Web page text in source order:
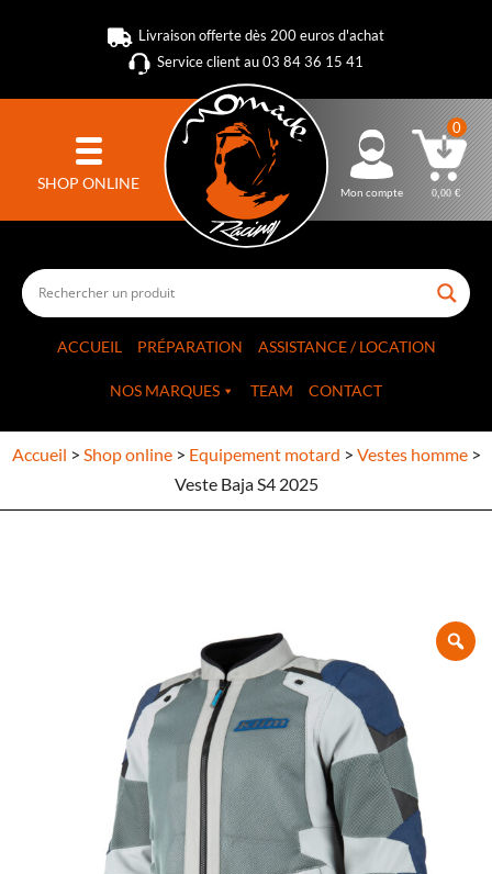
Livraison offerte dès 200 euros d'achat
Service client au 03 84 36 15 41
SHOP ONLINE Mon compte
0
0,00€
ACCUEIL PRÉPARATION ASSISTANCE / LOCATION
NOS MARQUES TEAM CONTACT
Accueil > Shop online> Equipement motard > Vestes homme>
Veste Baja S4 2025